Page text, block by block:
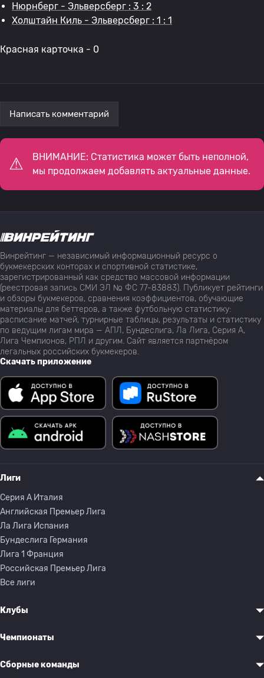
Нюрнберг - Эльверсберг : 3 : 2
Холштайн Киль - Эльверсберг : 1 : 1
Красная карточка - 0
Написать комментарий
ВНИМАНИЕ: Статистика может быть неполной,
мы продолжаем добавлять актуальные данные.
Винрейтинг — независимый информационный ресурс о
букмекерских конторах и спортивной статистике,
зарегистрированный как средство массовой информации
(реестровая запись СМИ ЭЛ № ФС 77-83883). Публикует рейтинги
и обзоры букмекеров, сравнения коэффициентов, обучающие
материалы для беттеров, а также футбольную статистику:
расписание матчей, турнирные таблицы, результаты и статистику
по ведущим лигам мира — АПЛ, Бундеслига, Ла Лига, Серия А,
Лига Чемпионов, РПЛ и другим. Сайт является партнёром
легальных российских букмекеров.
Скачать приложение
Лиги
Серия A Италия
Английская Премьер Лига
Ла Лига Испания
Бундеслига Германия
Лига 1 Франция
Российская Премьер Лига
Все лиги
Клубы
Чемпионаты
Сборные команды